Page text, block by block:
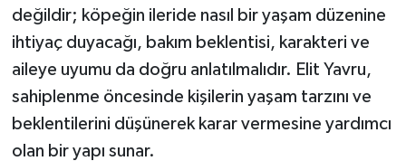
değildir; köpeğin ileride nasıl bir yaşam düzenine
ihtiyaç duyacağı, bakım beklentisi, karakteri ve
aileye uyumu da doğru anlatılmalıdır. Elit Yavru,
sahiplenme öncesinde kişilerin yaşam tarzını ve
beklentilerini düşünerek karar vermesine yardımcı
olan bir yapı sunar.